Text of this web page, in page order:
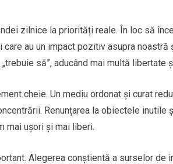
zilnice la priorități reale. În loc să
au un impact pozitiv asupra noastră
să”, aducând mai multă libertate
cheie. Un mediu ordonat și curat
Renunțarea la obiectele inutile
mai ușori și mai liberi.
Alegerea conștientă a surselor de